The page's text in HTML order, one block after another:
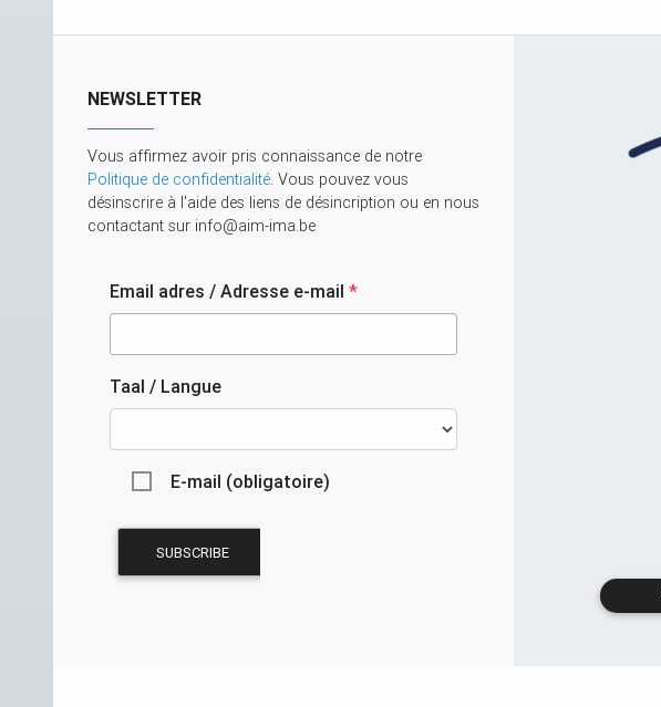
NEWSLETTER
Vous affirmez avoir pris connaissance de notre
Politique de confidentialité. Vous pouvez vous
désinscrire à l'aide des liens de désincription ou en nous
contactant sur info@aim-ima.be
Email adres / Adresse e-mail *
Taal / Langue
E-mail (obligatoire)